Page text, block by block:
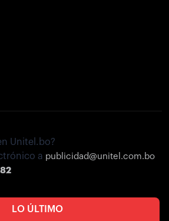
LO ÚLTIMO
Unitel.bo?
a publicidad@unitel.com.bo